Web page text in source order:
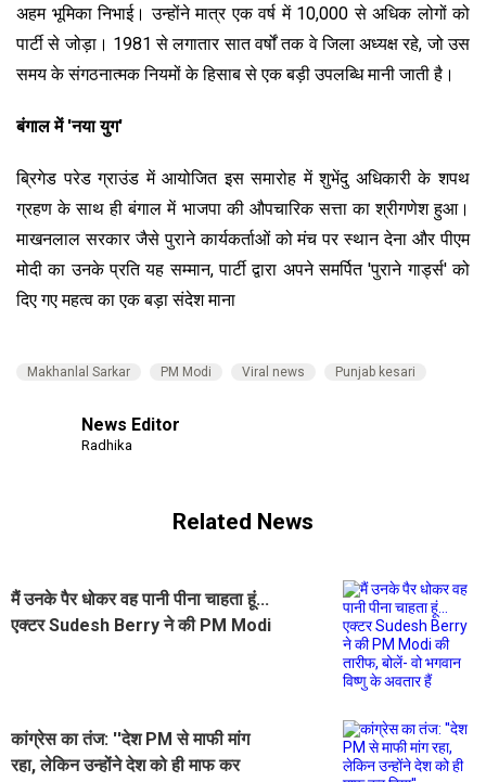
अहम भूमिका निभाई। उन्होंने मात्र एक वर्ष में 10,000 से अधिक लोगों को
पार्टी से जोड़ा। 1981 से लगातार सात वर्षों तक वे जिला अध्यक्ष रहे, जो उस
समय के संगठनात्मक नियमों के हिसाब से एक बड़ी उपलब्धि मानी जाती है।
बंगाल में 'नया युग'
ब्रिगेड परेड ग्राउंड में आयोजित इस समारोह में शुभेंदु अधिकारी के शपथ
ग्रहण के साथ ही बंगाल में भाजपा की औपचारिक सत्ता का श्रीगणेश हुआ।
माखनलाल सरकार जैसे पुराने कार्यकर्ताओं को मंच पर स्थान देना और पीएम
मोदी का उनके प्रति यह सम्मान, पार्टी द्वारा अपने समर्पित 'पुराने गार्ड्स' को
दिए गए महत्व का एक बड़ा संदेश माना
Makhanlal Sarkar PM Modi Viral news Punjab kesari
News Editor
Radhika
Related News
मैं उनके पैर धोकर वह पानी पीना चाहता हूं...
एक्टर Sudesh Berry ने की PM Modi
कांग्रेस का तंज: ''देश PM से माफी मांग
रहा, लेकिन उन्होंने देश को ही माफ कर